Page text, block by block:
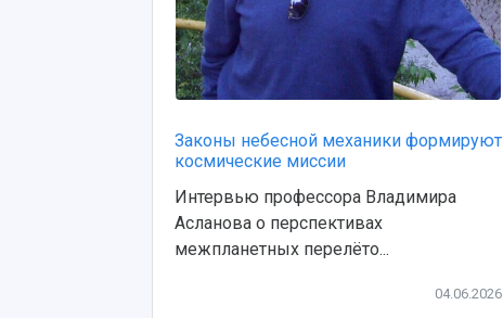
Законы небесной механики формируют
космические миссии
Интервью профессора Владимира
Асланова о перспективах
межпланетных перелёто...
04.06.2026